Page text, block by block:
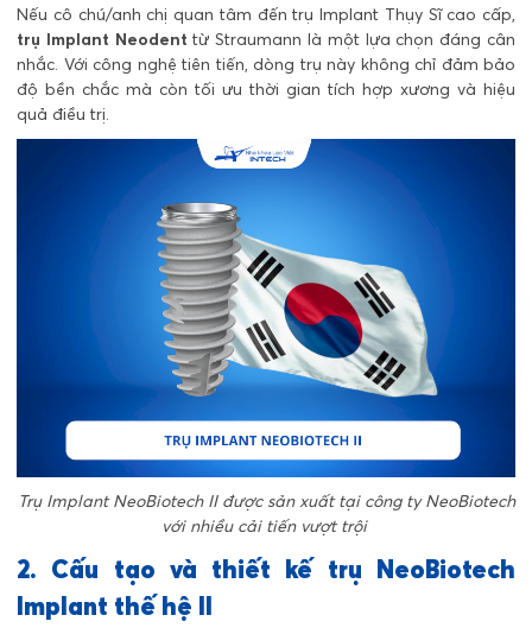
Nếu cô chú/anh chị quan tâm đến trụ Implant Thụy Sĩ cao cấp,
trụ Implant Neodent từ Straumann là một lựa chọn đáng cân
nhắc. Với công nghệ tiên tiến, dòng trụ này không chỉ đảm bảo
độ bền chắc mà còn tối ưu thời gian tích hợp xương và hiệu
quả điều trị.
Trụ Implant NeoBiotech II được sản xuất tại công ty NeoBiotech
với nhiều cải tiến vượt trội
2. Cấu tạo và thiết kế trụ NeoBiotech
Implant thế hệ II